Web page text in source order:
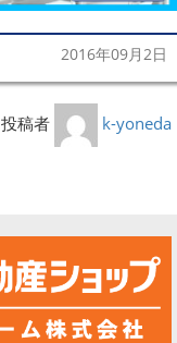
2016年09月2日
投稿者
k-yoneda